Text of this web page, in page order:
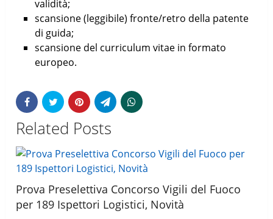
validità;
scansione (leggibile) fronte/retro della patente
di guida;
scansione del curriculum vitae in formato
europeo.
Related Posts
Prova Preselettiva Concorso Vigili del Fuoco
per 189 Ispettori Logistici, Novità